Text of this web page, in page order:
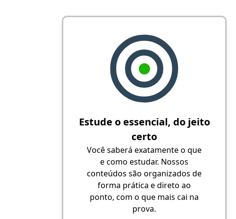
Estude o essencial, do jeito
certo
Você saberá exatamente o que
e como estudar. Nossos
conteúdos são organizados de
forma prática e direto ao
ponto, com o que mais cai na
prova.